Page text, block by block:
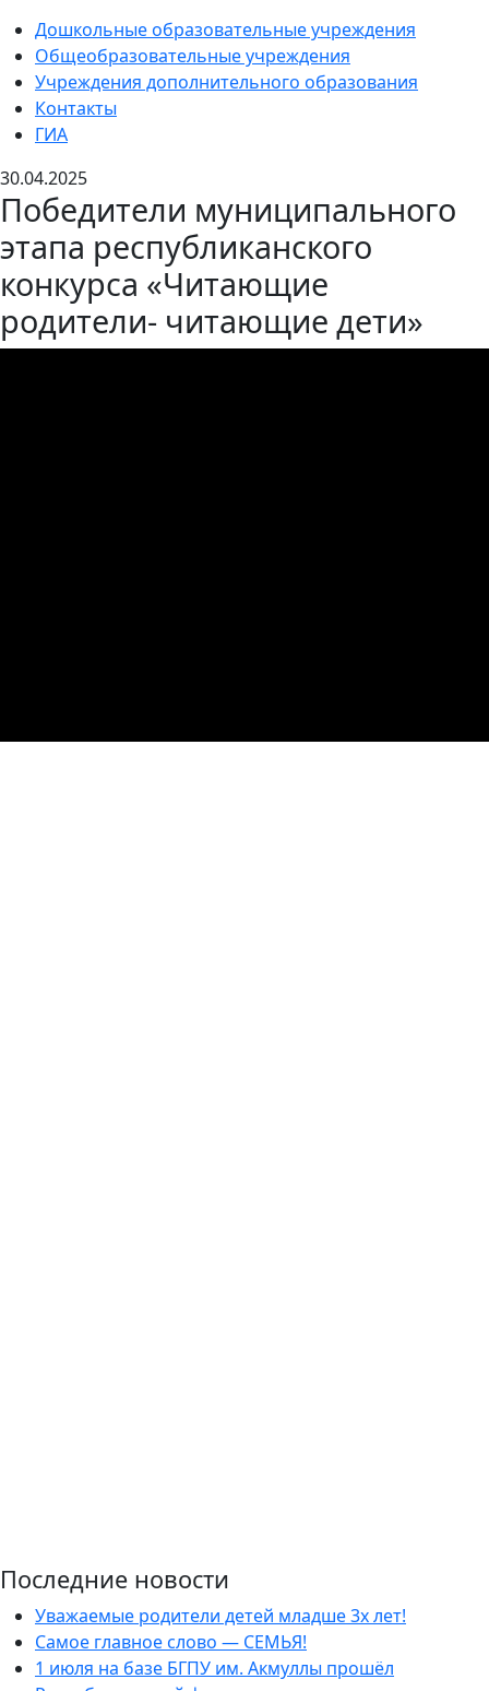
Дошкольные образовательные учреждения
Общеобразовательные учреждения
Учреждения дополнительного образования
Контакты
ГИА
30.04.2025
Победители муниципального
этапа республиканского
конкурса «Читающие
родители- читающие дети»
Последние новости
Уважаемые родители детей младше 3х лет!
Самое главное слово — СЕМЬЯ!
1 июля на базе БГПУ им. Акмуллы прошёл